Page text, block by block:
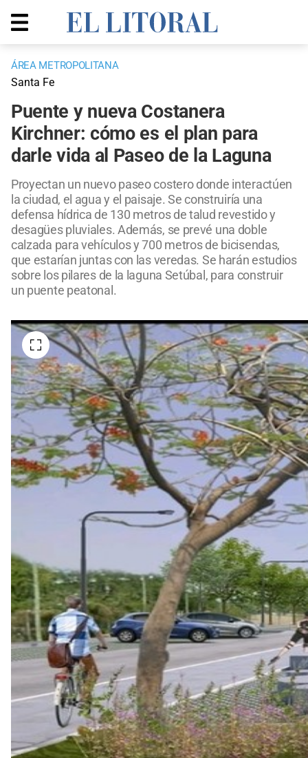
ÁREA METROPOLITANA
Santa Fe
Puente y nueva Costanera
Kirchner: cómo es el plan para
darle vida al Paseo de la Laguna
Proyectan un nuevo paseo costero donde interactúen
la ciudad, el agua y el paisaje. Se construiría una
defensa hídrica de 130 metros de talud revestido y
desagües pluviales. Además, se prevé una doble
calzada para vehículos y 700 metros de bicisendas,
que estarían juntas con las veredas. Se harán estudios
sobre los pilares de la laguna Setúbal, para construir
un puente peatonal.